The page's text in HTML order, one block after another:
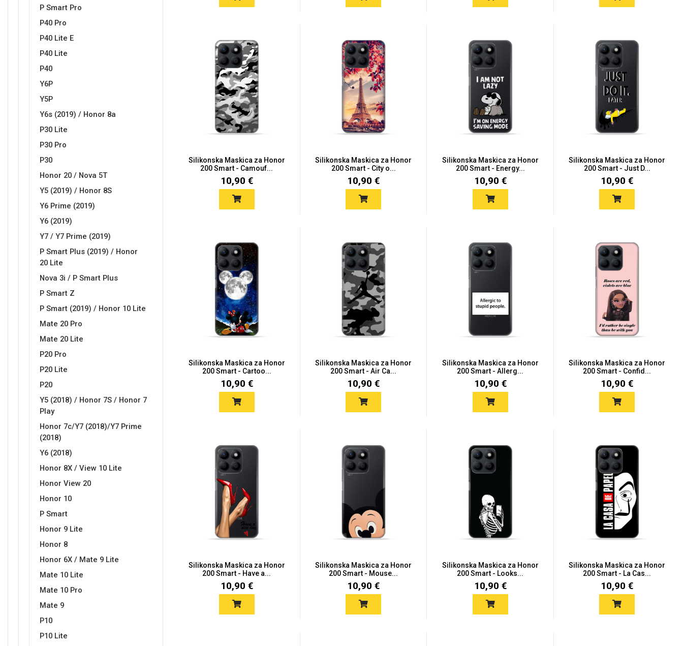
P Smart Pro
P40 Pro
P40 Lite E
P40 Lite
P40
Y6P
Y5P
Y6s (2019) / Honor 8a
P30 Lite
P30 Pro
P30
Honor 20 / Nova 5T
Y5 (2019) / Honor 8S
Y6 Prime (2019)
Y6 (2019)
Y7 / Y7 Prime (2019)
P Smart Plus (2019) / Honor
20 Lite
Nova 3i / P Smart Plus
P Smart Z
P Smart (2019) / Honor 10 Lite
Mate 20 Pro
Mate 20 Lite
P20 Pro
P20 Lite
P20
Y5 (2018) / Honor 7S / Honor 7
Play
Honor 7c/Y7 (2018)/Y7 Prime
(2018)
Y6 (2018)
Honor 8X / View 10 Lite
Honor View 20
Honor 10
P Smart
Honor 9 Lite
Honor 8
Honor 6X / Mate 9 Lite
Mate 10 Lite
Mate 10 Pro
Mate 9
P10
P10 Lite
Silikonska Maskica za Honor
200 Smart - Camouf...
10,90 €
Silikonska Maskica za Honor
200 Smart - City o...
10,90 €
Silikonska Maskica za Honor
200 Smart - Energy...
10,90 €
Silikonska Maskica za Honor
200 Smart - Just D...
10,90 €
Silikonska Maskica za Honor
200 Smart - Cartoo...
10,90 €
Silikonska Maskica za Honor
200 Smart - Air Ca...
10,90 €
Silikonska Maskica za Honor
200 Smart - Allerg...
10,90 €
Silikonska Maskica za Honor
200 Smart - Confid...
10,90 €
Silikonska Maskica za Honor
200 Smart - Have a...
10,90 €
Silikonska Maskica za Honor
200 Smart - Mouse...
10,90 €
Silikonska Maskica za Honor
200 Smart - Looks...
10,90 €
Silikonska Maskica za Honor
200 Smart - La Cas...
10,90 €
Svijet životinja
Mandale / Cvjetni motivi
MarbleMania
Crtani filmovi
Obiteljski motivi